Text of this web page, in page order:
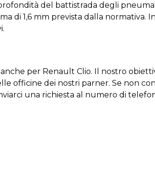
del battistrada degli
di 1,6 mm prevista dal la normativa. In
anche per Renault Clio. Il nostro
e officine dei nostri parner. Se non
una richiesta a l numero di